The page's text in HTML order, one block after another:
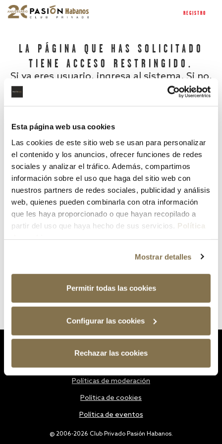
Esta página web usa cookies
Las cookies de este sitio web se usan para personalizar
el contenido y los anuncios, ofrecer funciones de redes
sociales y analizar el tráfico. Además, compartimos
información sobre el uso que haga del sitio web con
nuestros partners de redes sociales, publicidad y análisis
web, quienes pueden combinarla con otra información
que les haya proporcionado o que hayan recopilado a
partir del uso que haya hecho de sus servicios. Política
Mostrar detalles
Permitir todas las cookies
Configurar las cookies
Rechazar las cookies
REGISTRO
LA PÁGINA QUE HAS SOLICITADO
TIENE ACCESO RESTRINGIDO.
Si ya eres usuario, ingresa al sistema. Si no,
¿Has olvidado tu contraseña?
@ 2006-2026 Club Privado Pasión Habanos.
Políticas de moderación
Política de cookies
Política de eventos